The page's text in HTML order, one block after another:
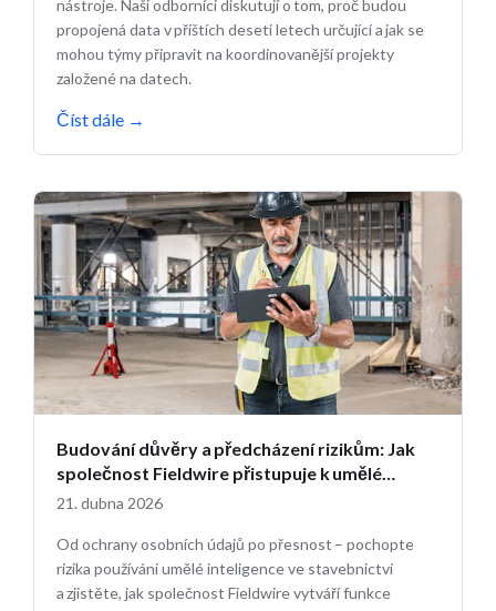
nástroje. Naši odborníci diskutují o tom, proč budou
propojená data v příštích deseti letech určující a jak se
mohou týmy připravit na koordinovanější projekty
založené na datech.
Číst dále →
Budování důvěry a předcházení rizikům: Jak
společnost Fieldwire přistupuje k umělé
inteligenci ve stavebnictví
21. dubna 2026
Od ochrany osobních údajů po přesnost – pochopte
rizika používání umělé inteligence ve stavebnictví
a zjistěte, jak společnost Fieldwire vytváří funkce